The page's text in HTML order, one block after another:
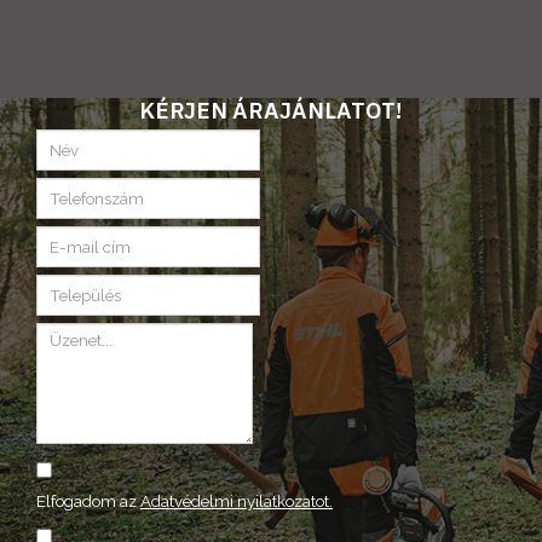
KÉRJEN ÁRAJÁNLATOT!
Elfogadom azAdatvédelmi nyilatkozatot.